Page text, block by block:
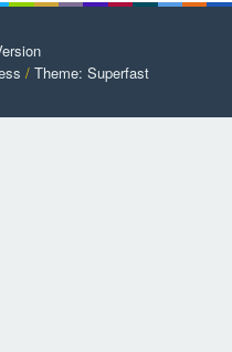
/ Theme: Superfast